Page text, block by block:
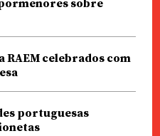
sobre
RAEM celebrados com
portuguesas